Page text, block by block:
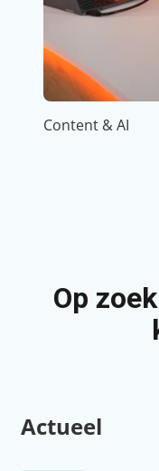
Content & AI
Op
Actueel